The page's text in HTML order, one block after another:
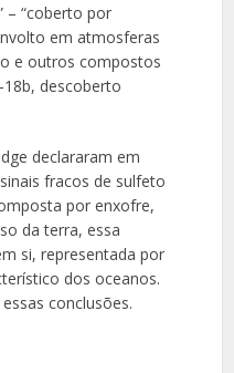
– “coberto por
em atmosferas
e outros compostos
18b, descoberto
declararam em
fracos de sulfeto
por enxofre,
da terra, essa
si, representada por
dos oceanos.
conclusões.